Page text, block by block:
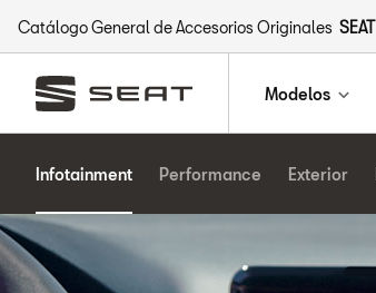
Catálogo General de Accesorios Originales SEAT
Modelos
Infotainment Performance Exterior